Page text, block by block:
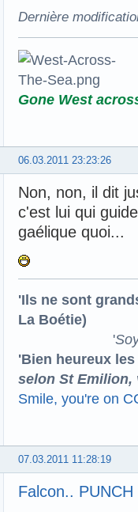
Dernière
Gone West
06.03.2011 23:23:26
Non, non, il dit
c'est lui qui
gaélique quoi...
'Ils ne sont
La Boétie)
'
'Bien heureux
selon St Emilion,
Smile, you're on
07.03.2011 11:28:19
Falcon.. PUNCH